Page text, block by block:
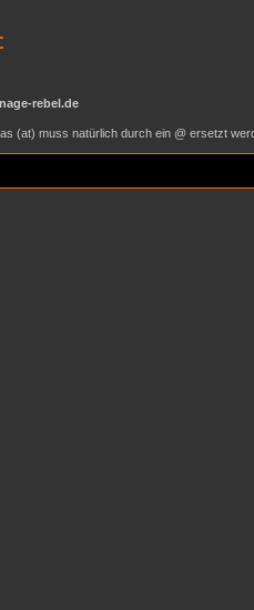
rebel.de
(at) muss natürlich durch ein @ ersetzt